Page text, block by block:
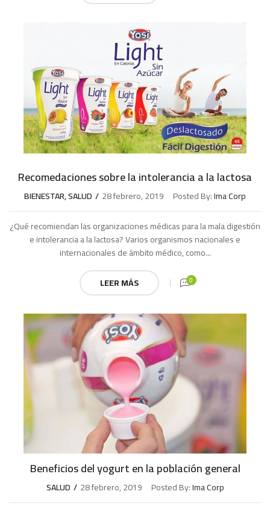
Recomedaciones sobre la intolerancia a la lactosa
BIENESTAR,SALUD 28 febrero, 2019 Posted By:Ima Corp
¿Qué recomiendan las organizaciones médicas para la mala digestión
e intolerancia a la lactosa? Varios organismos nacionales e
internacionales de ámbito médico, como...
LEER MÁS
0
Beneficios del yogurt en la población general
SALUD 28 febrero, 2019 Posted By:Ima Corp